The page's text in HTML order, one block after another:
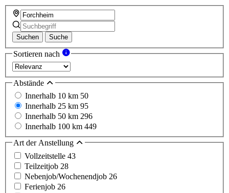
Suchen Suche
Sortieren nach
Abstände
Innerhalb 10 km 50
Innerhalb 25 km 95
Innerhalb 50 km 296
Innerhalb 100 km 449
Art der Anstellung
Vollzeitstelle 43
Teilzeitjob 28
Nebenjob/Wochenendjob 26
Ferienjob 26